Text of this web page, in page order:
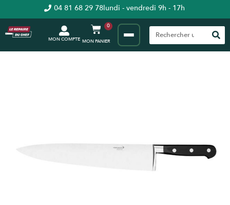
04 81 68 29 78lundi - vendredi 9h - 17h
MON COMPTE
0